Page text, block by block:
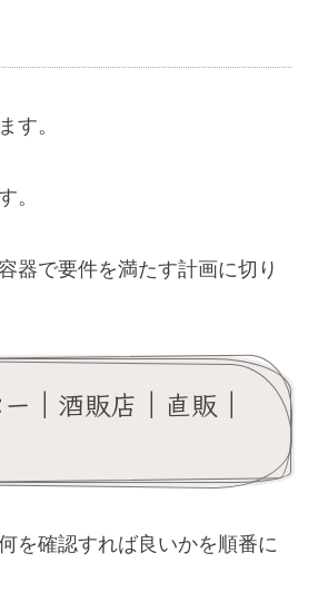
す。
。
器で要件を満たす計画に切り
｜酒販店｜直販｜
を確認すれば良いかを順番に